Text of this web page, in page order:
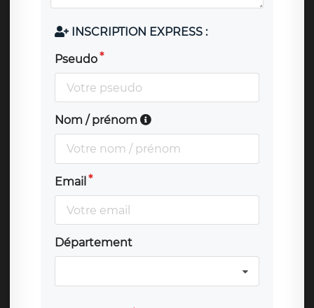
INSCRIPTION EXPRESS :
Pseudo
Nom / prénom
Email
Département